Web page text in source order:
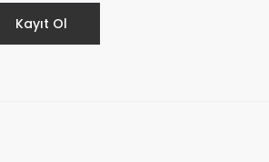
Kayıt Ol